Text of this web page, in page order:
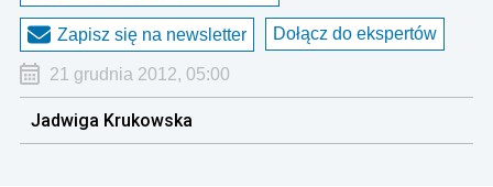
Zapisz się na newsletter Dołącz do ekspertów
21 grudnia 2012, 05:00
Jadwiga Krukowska